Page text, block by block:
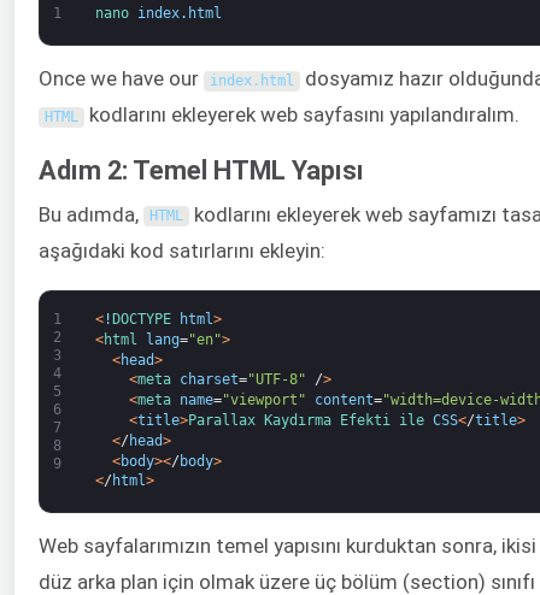
1 nano index. html
Once we have our index. html dosyamız hazır
HTML kodlarını ekleyerek web sayfasını yapılandıralım.
Adım 2: Temel HTML Yapısı
Bu adımda, HTML kodlarını ekleyerek web sayfamızı
aşağıdaki kod satırlarını ekleyin:
1
2
3
4
5
6
7
8
9
<! DOCTYPE html>
<html lang="en">
<head>
<meta charset="UTF-8" />
<meta name="viewport" content="width=device-
<title>Parallax Kaydırma Efekti ile CSS</title>
</ head>
<body></ body>
</ html>
Web sayfalarımızın temel yapısını kurduktan sonra,
düz arka plan için olmak üzere üç bölüm (section)